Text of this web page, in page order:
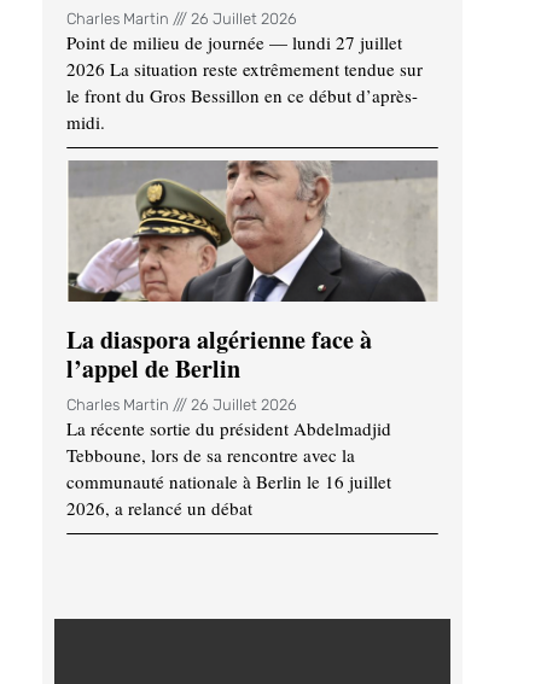
Charles Martin 26 Juillet 2026
Point de milieu de journée — lundi 27 juillet
2026 La situation reste extrêmement tendue sur
le front du Gros Bessillon en ce début d’après-
midi.
La diaspora algérienne face à
l’appel de Berlin
Charles Martin 26 Juillet 2026
La récente sortie du président Abdelmadjid
Tebboune, lors de sa rencontre avec la
communauté nationale à Berlin le 16 juillet
2026, a relancé un débat